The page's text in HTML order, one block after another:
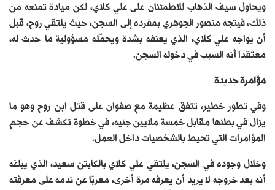
ويحاول سيف الذهاب للاطمئنان على علي كلاي، لكن ميادة تمنعه من
ذلك، فيتجه منصور الجوهري بمفرده إلى السجن، حيث يلتقي روح، قبل
أن يواجه علي كلاي، الذي يعنفه بشدة ويحمّله مسؤولية ما حدث له،
معتقدًا أنه السبب في دخوله السجن.
مؤامرة جديدة
وفي تطور خطير، تتفق عظيمة مع صفوان على قتل ابن روح وهو ما
يزال في بطنها مقابل خمسة ملايين جنيه، في خطوة تكشف عن حجم
المؤامرات التي تحيط بالشخصيات داخل العمل.
وخلال وجوده في السجن، يلتقي علي كلاي بالكابتن سعيد، الذي يبلغه
أنه بعد خروجه لا يريد أن يعرفه مرة أخرى، معربًا عن ندمه على معرفته